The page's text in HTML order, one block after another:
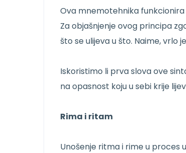
Ova mnemotehnika
Za objašnjenje ovog principa
što se ulijeva u što. Naime, vrlo
Iskoristimo li prva slova ove
na opasnost koju u sebi krije
Rima i ritam
Unošenje ritma i rime u proces